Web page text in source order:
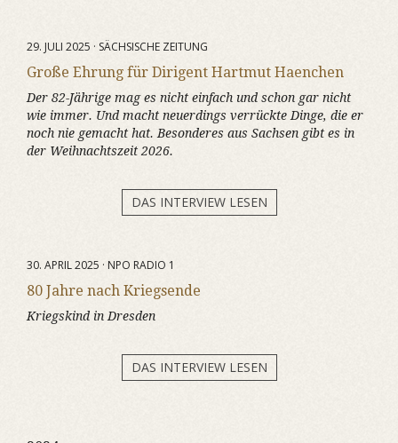
29. JULI 2025 · SÄCHSISCHE ZEITUNG
Große Ehrung für Dirigent Hartmut Haenchen
Der 82-Jährige mag es nicht einfach und schon gar nicht
wie immer. Und macht neuerdings verrückte Dinge, die er
noch nie gemacht hat. Besonderes aus Sachsen gibt es in
der Weihnachtszeit 2026.
DAS INTERVIEW LESEN
30. APRIL 2025 · NPO RADIO 1
80 Jahre nach Kriegsende
Kriegskind in Dresden
DAS INTERVIEW LESEN